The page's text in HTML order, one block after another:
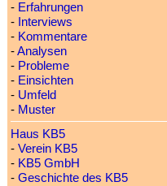
- Erfahrungen
- Interviews
- Kommentare
-Analysen
- Probleme
- Einsichten
- Umfeld
- Muster
Haus KB5
- Verein KB5
- KB5 GmbH
- Geschichte des KB5